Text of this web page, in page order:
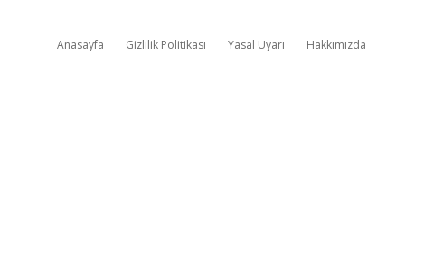
Anasayfa Gizlilik Politikası Yasal Uyarı Hakkımızda